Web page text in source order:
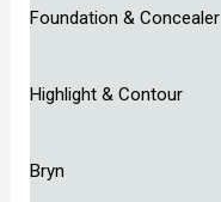
Foundation & Concealer
Highlight & Contour
Bryn